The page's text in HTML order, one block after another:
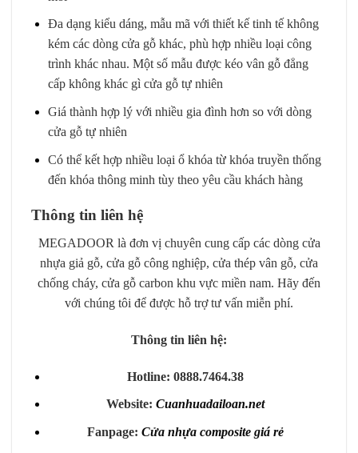
Đa dạng kiểu dáng, mẫu mã với thiết kế tinh tế không
kém các dòng cửa gỗ khác, phù hợp nhiều loại công
trình khác nhau. Một số mẫu được kéo vân gỗ đẳng
cấp không khác gì cửa gỗ tự nhiên
Giá thành hợp lý với nhiều gia đình hơn so với dòng
cửa gỗ tự nhiên
Có thể kết hợp nhiều loại ổ khóa từ khóa truyền thống
đến khóa thông minh tùy theo yêu cầu khách hàng
Thông tin liên hệ
MEGADOOR là đơn vị chuyên cung cấp các dòng cửa
nhựa giả gỗ, cửa gỗ công nghiệp, cửa thép vân gỗ, cửa
chống cháy, cửa gỗ carbon khu vực miền nam. Hãy đến
với chúng tôi để được hỗ trợ tư vấn miễn phí.
Thông tin liên hệ:
Hotline: 0888.7464.38
Website: Cuanhuadailoan.net
Fanpage: Cửa nhựa compositegiárẻ